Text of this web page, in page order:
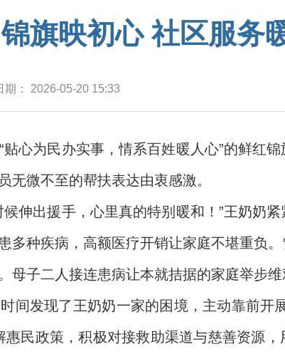
旗映初心 社区服务
期： 2026-05-20 15:33
心为民办实事，情系百姓暖人心”的鲜红
无微不至的帮扶表达由衷感激。
伸出援手，心里真的特别暖和！”王奶奶
多种疾病，高额医疗开销让家庭不堪重负
子二人接连患病让本就拮据的家庭举步维
间发现了王奶奶一家的困境，主动靠前开
民政策，积极对接救助渠道与慈善资源